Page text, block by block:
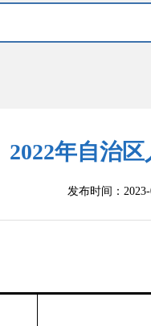
2022年自治
发布时间：